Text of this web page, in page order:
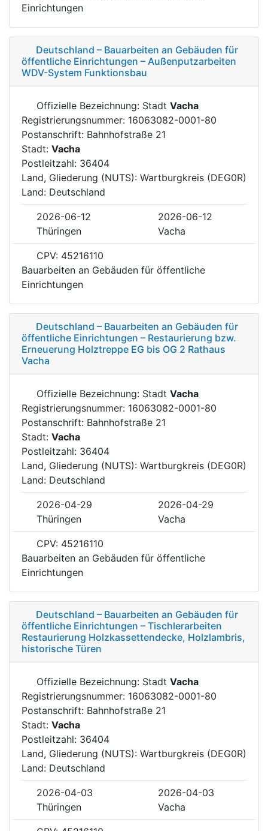
Einrichtungen
Deutschland – Bauarbeiten an Gebäuden für
öffentliche Einrichtungen – Außenputzarbeiten
WDV-System Funktionsbau
Offizielle Bezeichnung: Stadt Vacha
Registrierungsnummer: 16063082-0001-80
Postanschrift: Bahnhofstraße 21
Stadt: Vacha
Postleitzahl: 36404
Land, Gliederung (NUTS): Wartburgkreis (DEG0R)
Land: Deutschland
2026-06-12
2026-06-12
Thüringen
Vacha
CPV: 45216110
Bauarbeiten an Gebäuden für öffentliche
Einrichtungen
Deutschland – Bauarbeiten an Gebäuden für
öffentliche Einrichtungen – Restaurierung bzw.
Erneuerung Holztreppe EG bis OG 2 Rathaus
Vacha
Offizielle Bezeichnung: Stadt Vacha
Registrierungsnummer: 16063082-0001-80
Postanschrift: Bahnhofstraße 21
Stadt: Vacha
Postleitzahl: 36404
Land, Gliederung (NUTS): Wartburgkreis (DEG0R)
Land: Deutschland
2026-04-29
2026-04-29
Thüringen
Vacha
CPV: 45216110
Bauarbeiten an Gebäuden für öffentliche
Einrichtungen
Deutschland – Bauarbeiten an Gebäuden für
öffentliche Einrichtungen – Tischlerarbeiten
Restaurierung Holzkassettendecke, Holzlambris,
historische Türen
Offizielle Bezeichnung: Stadt Vacha
Registrierungsnummer: 16063082-0001-80
Postanschrift: Bahnhofstraße 21
Stadt: Vacha
Postleitzahl: 36404
Land, Gliederung (NUTS): Wartburgkreis (DEG0R)
Land: Deutschland
2026-04-03
2026-04-03
Thüringen
Vacha